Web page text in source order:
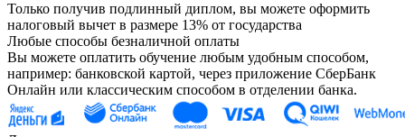
Только получив подлинный диплом, вы можете оформить
налоговый вычет в размере 13% от государства
Любые способы безналичной оплаты
Вы можете оплатить обучение любым удобным способом,
например: банковской картой, через приложение СберБанк
Онлайн или классическим способом в отделении банка.